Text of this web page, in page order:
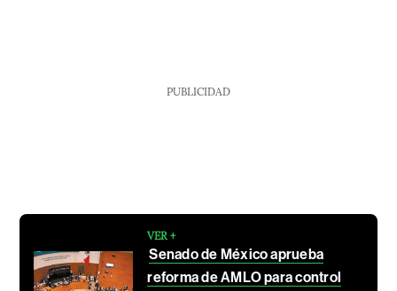
PUBLICIDAD
VER +
Senado de México aprueba
reforma de AMLO para control